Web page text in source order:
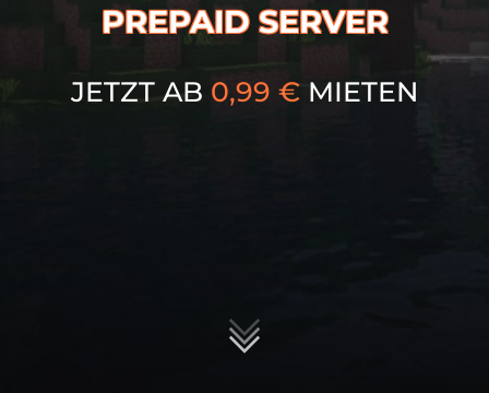
PREPAID SERVER
JETZT AB 0,99 € MIETEN